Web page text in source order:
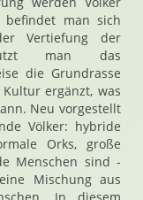
man sich
Vertiefung der
man das
die Grundrasse
ergänzt, was
Neu vorgestellt
Völker: hybride
Orks, große
Menschen sind -
Mischung aus